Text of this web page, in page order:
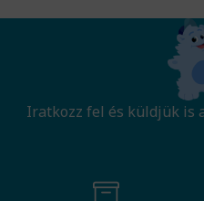
Iratkozz fel és küldjük is